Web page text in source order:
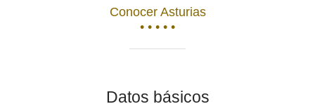
Conocer Asturias
• • • • •
Datos básicos